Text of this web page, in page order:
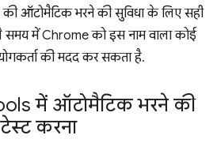
ऑटोमैटिक भरने की सुविधा के लिए सही
समय में Chrome को इस नाम वाला कोई
की मदद कर सकता है.
में ऑटोमैटिक भरने की
करना